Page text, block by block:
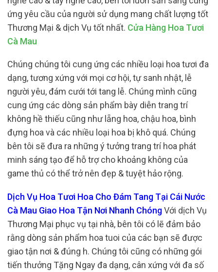
ứng yêu cầu của người sử dụng mang chất lượng tốt
Thương Mại & dịch Vụ tốt nhất. Cửa Hàng Hoa Tươi
Cà Mau
Chúng chúng tôi cung ứng các nhiều loại hoa tươi đa
dạng, tương xứng với mọi cơ hội, tự sanh nhật, lễ
người yêu, đám cưới tới tang lễ. Chúng mình cũng
cung ứng các dòng sản phẩm bày diễn trang trí
không hề thiếu cũng như lẵng hoa, chậu hoa, bình
đựng hoa và các nhiều loại hoa bị khô quá. Chúng
bên tôi sẽ đưa ra những ý tưởng trang trí hoa phát
minh sáng tạo để hỗ trợ cho khoảng không của
game thủ có thể trở nên đẹp & tuyệt hảo rộng.
Dịch Vụ Hoa Tươi Hoa Cho Đám Tang Tại Cái Nước
Cà Mau Giao Hoa Tận Nơi Nhanh ChóngVới dịch Vụ
Thương Mại phục vụ tại nhà, bên tôi có lẽ đảm bảo
rằng dòng sản phẩm hoa tuoi của các bạn sẽ được
giao tận nơi & đúng h. Chúng tôi cũng có những gói
tiến thưởng Tặng Ngay đa dạng, cân xứng với đa số